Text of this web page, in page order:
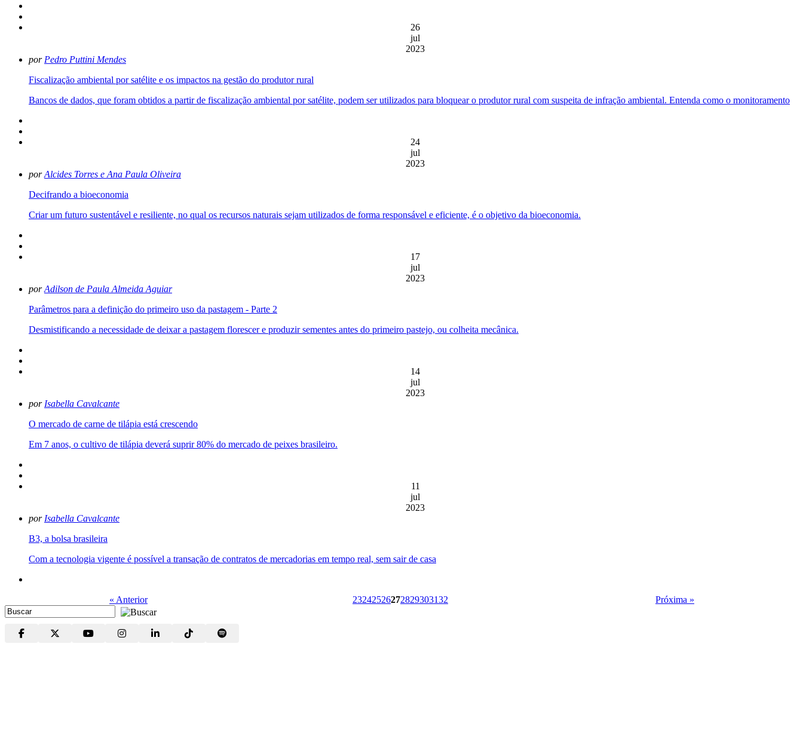
26
jul
2023
por Pedro Puttini Mendes
Fiscalização ambiental por satélite e os impactos na gestão do produtor rural
Bancos de dados, que foram obtidos a partir de fiscalização ambiental por satélite, podem ser utilizados para bloquear o produtor rural com suspeita de infração ambiental. Entenda como o monitoramento
24
jul
2023
porAlcides Torres e Ana Paula Oliveira
Decifrando a bioeconomia
Criar um futuro sustentável e resiliente, no qual os recursos naturais sejam utilizados de forma responsável e eficiente, é o objetivo da bioeconomia.
17
jul
2023
porAdilson de Paula Almeida Aguiar
Parâmetros para a definição do primeiro uso da pastagem - Parte 2
Desmistificando a necessidade de deixar a pastagem florescer e produzir sementes antes do primeiro pastejo, ou colheita mecânica.
14
jul
2023
por Isabella Cavalcante
O mercado de carne de tilápia está crescendo
Em 7 anos, o cultivo de tilápia deverá suprir 80% do mercado de peixes brasileiro.
11
jul
2023
por Isabella Cavalcante
B3, a bolsa brasileira
Com a tecnologia vigente é possível a transação de contratos de mercadorias em tempo real, sem sair de casa
« Anterior 23242526272829303132 Próxima »